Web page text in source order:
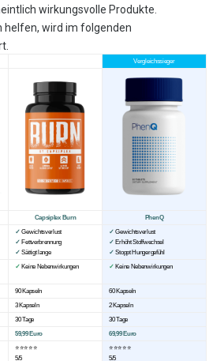
wirkungsvolle Produkte.
helfen, wird im folgenden
Vergleichssieger
Capsiplex Burn
PhenQ
✓Gewichtsverlust
✓ Fettverbrennung
✓Sättigt lange
✓Gewichtsverlust
✓ Erhöht Stoffwechsel
✓ Stoppt Hungergefühl
✓ Keine Nebenwirkungen ✓ Keine Nebenwirkungen
90 Kapseln
60 Kapseln
3 Kapseln
2 Kapseln
30 Tage
30 Tage
59,99 Euro
69,99 Euro
⭐⭐⭐⭐⭐
5/5
⭐⭐⭐⭐⭐
5/5